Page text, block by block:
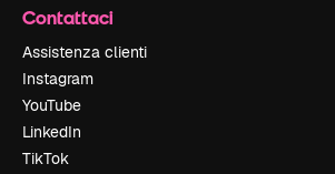
Contattaci
Assistenza clienti
Instagram
YouTube
LinkedIn
TikTok